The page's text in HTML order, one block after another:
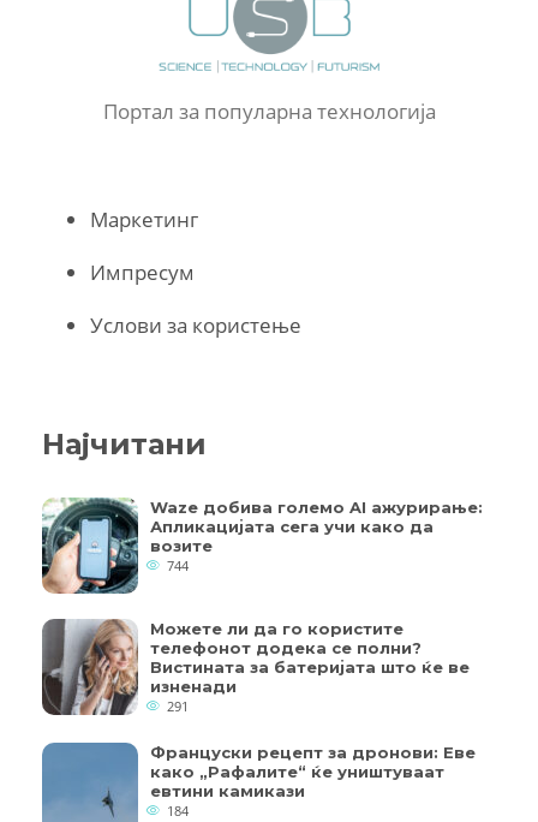
Портал за популарна технологија
Маркетинг
Импресум
Услови за користење
Најчитани
Waze добива големо AI ажурирање:
Апликацијата сега учи како да
возите
744
Можете ли да го користите
телефонот додека се полни?
Вистината за батеријата што ќе ве
изненади
291
Француски рецепт за дронови: Еве
како „Рафалите“ ќе уништуваат
евтини камикази
184